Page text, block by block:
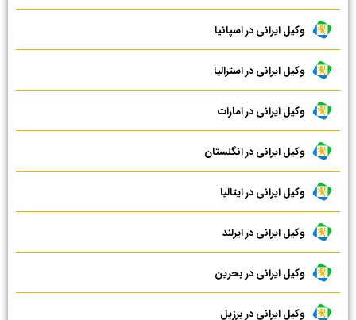
وکیل ایرانی در اسپانیا
وکیل ایرانی در استرالیا
وکیل ایرانی در امارات
وکیل ایرانی در انگلستان
وکیل ایرانی در ایتالیا
وکیل ایرانی در ایرلند
وکیل ایرانی در بحرین
وکیل ایرانی در برزیل